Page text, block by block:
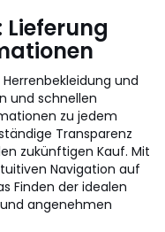
Lieferung
und
und schnellen
zu jedem
Transparenz
zukünftigen Kauf. Mit
Navigation auf
Finden der idealen
angenehmen